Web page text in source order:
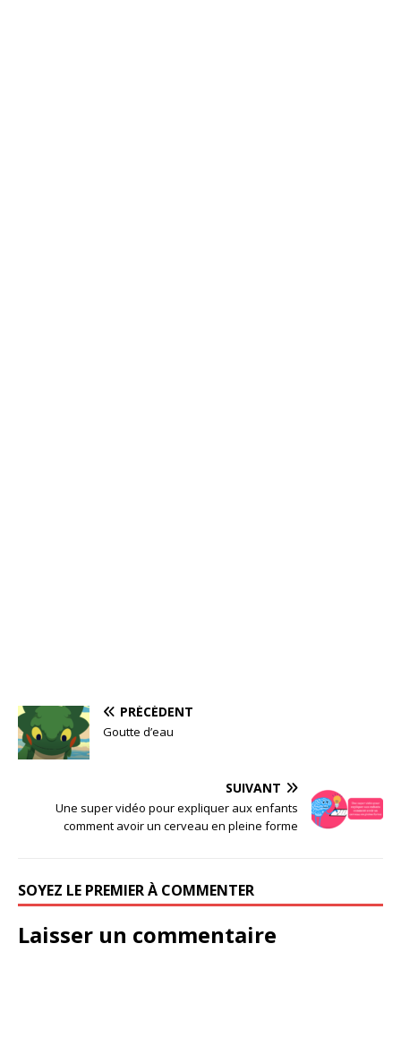
PRÉCÉDENT
Goutte d’eau
SUIVANT
Une super vidéo pour expliquer aux enfants
comment avoir un cerveau en pleine forme
SOYEZ LE PREMIER À COMMENTER
Laisser un commentaire